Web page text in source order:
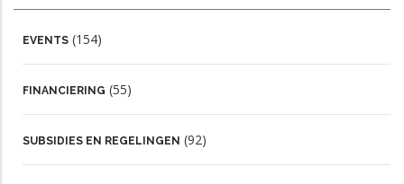
EVENTS (154)
FINANCIERING (55)
SUBSIDIES EN REGELINGEN (92)